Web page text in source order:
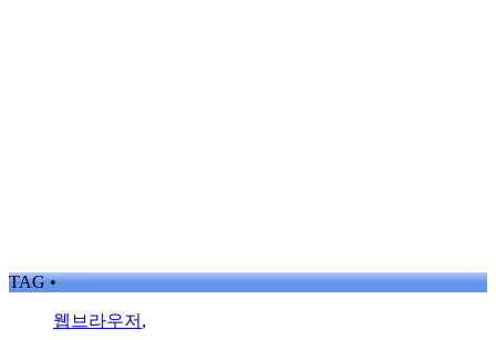
TAG •
웹브라우저 ,